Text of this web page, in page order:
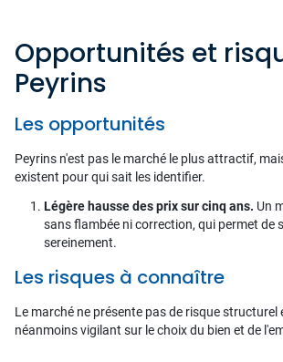
Opportunités et
Peyrins
Les opportunités
Peyrins n'est pas le marché le plus attractif,
existent pour qui sait les identifier.
Légère hausse des prix sur cinq ans. Un
sans flambée ni correction, qui permet de
sereinement.
Les risques à connaître
Le marché ne présente pas de risque structurel
néanmoins vigilant sur le choix du bien et de